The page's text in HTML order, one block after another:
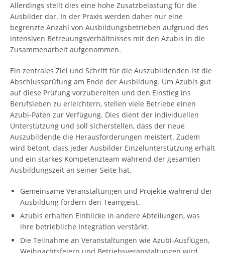
Allerdings stellt dies eine hohe Zusatzbelastung für die
Ausbilder dar. In der Praxis werden daher nur eine
begrenzte Anzahl von Ausbildungsbetrieben aufgrund des
intensiven Betreuungsverhältnisses mit den Azubis in die
Zusammenarbeit aufgenommen.
Ein zentrales Ziel und Schritt für die Auszubildenden ist die
Abschlussprüfung am Ende der Ausbildung. Um Azubis gut
auf diese Prüfung vorzubereiten und den Einstieg ins
Berufsleben zu erleichtern, stellen viele Betriebe einen
Azubi-Paten zur Verfügung. Dies dient der individuellen
Unterstützung und soll sicherstellen, dass der neue
Auszubildende die Herausforderungen meistert. Zudem
wird betont, dass jeder Ausbilder Einzelunterstützung erhält
und ein starkes Kompetenzteam während der gesamten
Ausbildungszeit an seiner Seite hat.
Gemeinsame Veranstaltungen und Projekte während der
Ausbildung fördern den Teamgeist.
Azubis erhalten Einblicke in andere Abteilungen, was
ihre betriebliche Integration verstärkt.
Die Teilnahme an Veranstaltungen wie Azubi-Ausflügen,